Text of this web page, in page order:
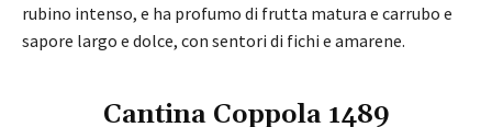
rubino intenso, e ha profumo di frutta matura e carrubo e
sapore largo e dolce, con sentori di fichi e amarene.
Cantina Coppola 1489